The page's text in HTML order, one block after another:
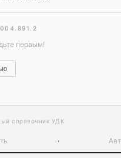
первым!
справочник УДК
·